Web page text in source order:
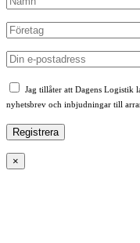
Jag tillåter att Dagens Logistik
nyhetsbrev och inbjudningar till
×